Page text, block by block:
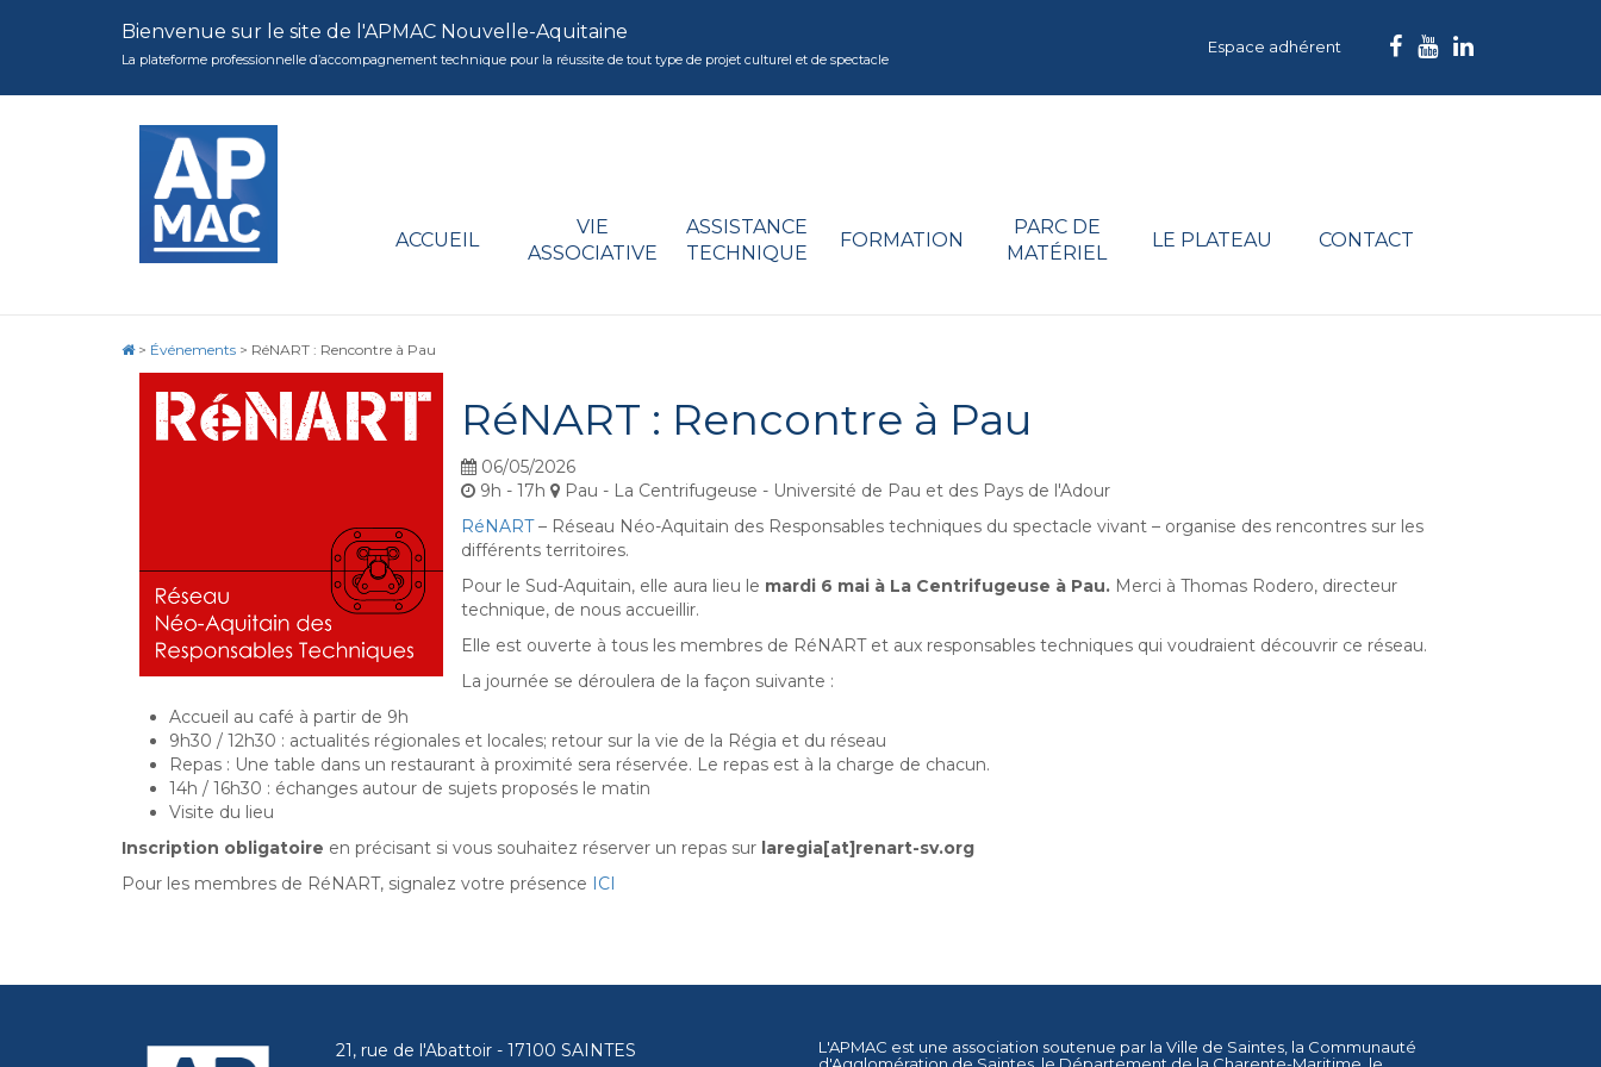
Bienvenue sur le site de l'APMAC Nouvelle-Aquitaine
La plateforme professionnelle d’accompagnement technique pour la réussite de tout type de projet culturel et de spectacle
Espace adhérent
ACCUEIL
VIE
ASSOCIATIVE
ASSISTANCE
TECHNIQUE
FORMATION
PARC DE
MATÉRIEL
LE PLATEAU CONTACT
> Événements > RéNART : Rencontre à Pau
RéNART : Rencontre à Pau
06/05/2026
9h - 17h
Pau - La Centrifugeuse - Université de Pau et des Pays de l'Adour
RéNART– Réseau Néo-Aquitain des Responsables techniques du spectacle vivant – organise des rencontres sur les
différents territoires.
Pour le Sud-Aquitain, elle aura lieu le mardi 6 mai à La Centrifugeuse à Pau. Merci à Thomas Rodero, directeur
technique, de nous accueillir.
Elle est ouverte à tous les membres de RéNART et aux responsables techniques qui voudraient découvrir ce réseau.
La journée se déroulera de la façon suivante :
Accueil au café à partir de 9h
9h30 / 12h30 : actualités régionales et locales; retour sur la vie de la Régia et du réseau
Repas : Une table dans un restaurant à proximité sera réservée. Le repas est à la charge de chacun.
14h / 16h30 : échanges autour de sujets proposés le matin
Visite du lieu
Inscription obligatoire en précisant si vous souhaitez réserver un repas sur laregia[at]renart-sv.org
Pour les membres de RéNART, signalez votre présence ICI
21, rue de l'Abattoir - 17100 SAINTES L'APMAC est une association soutenue par la Ville de Saintes , la Communauté